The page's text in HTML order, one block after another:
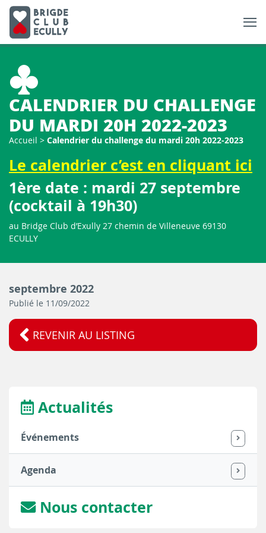
CALENDRIER DU CHALLENGE
DU MARDI 20H 2022-2023
Accueil > Calendrier du challenge du mardi 20h 2022-2023
Le calendrier c’est en cliquant ici
1ère date : mardi 27 septembre
(cocktail à 19h30)
au Bridge Club d’Exully 27 chemin de Villeneuve 69130
ECULLY
septembre 2022
Publié le 11/09/2022
REVENIR AU LISTING
Actualités
Événements
Agenda
Nous contacter